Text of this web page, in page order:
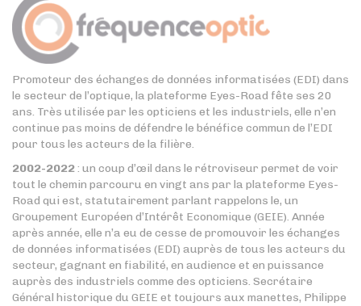
Promoteur des échanges de données informatisées (EDI) dans
le secteur de l’optique, la plateforme Eyes-Road fête ses 20
ans. Très utilisée par les opticiens et les industriels, elle n’en
continue pas moins de défendre le bénéfice commun de l’EDI
pour tous les acteurs de la filière.
2002-2022: un coup d’œil dans le rétroviseur permet de voir
tout le chemin parcouru en vingt ans par la plateforme Eyes-
Road qui est, statutairement parlant rappelons le, un
Groupement Européen d’Intérêt Economique (GEIE). Année
après année, elle n’a eu de cesse de promouvoir les échanges
de données informatisées (EDI) auprès de tous les acteurs du
secteur, gagnant en fiabilité, en audience et en puissance
auprès des industriels comme des opticiens. Secrétaire
Général historique du GEIE et toujours aux manettes, Philippe